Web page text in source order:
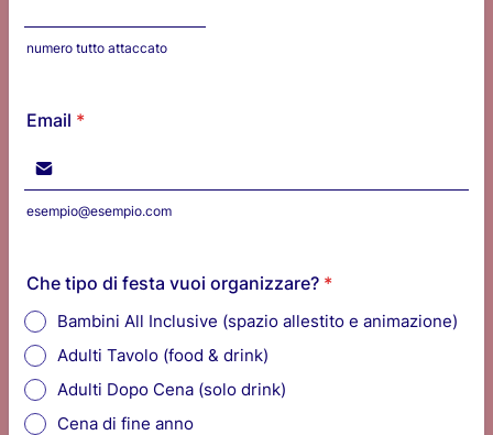
numero tutto attaccato
Email *
esempio@esempio.com
Che tipo di festa vuoi organizzare? *
Bambini All Inclusive (spazio allestito e animazione)
Adulti Tavolo (food & drink)
Adulti Dopo Cena (solo drink)
Cena di fine anno